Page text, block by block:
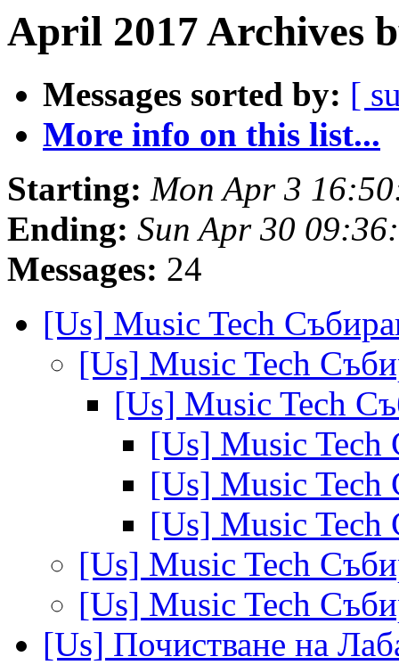
April 2017 Archives
Messages sorted by: [
More info on this list...
Starting: Mon Apr 3
Ending: Sun Apr 30
Messages: 24
[Us] Music Tech
[Us] Music Tech
[Us] Music Tech
[Us] Music
[Us] Music
[Us] Music
[Us] Music Tech
[Us] Music Tech
[Us] Почистване на